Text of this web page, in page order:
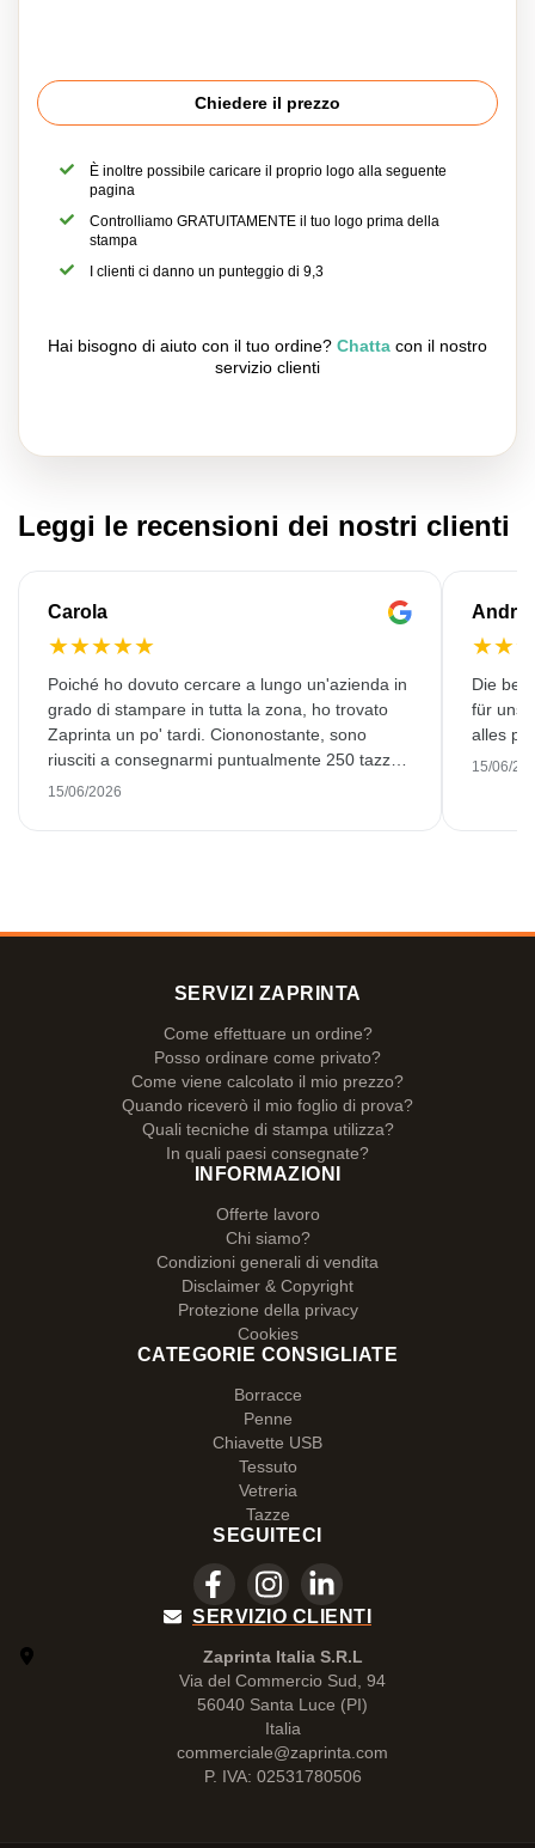
Chiedere il prezzo
È inoltre possibile caricare il proprio logo alla seguente
pagina
Controlliamo GRATUITAMENTE il tuo logo prima della
stampa
I clienti ci danno un punteggio di 9,3
Hai bisogno di aiuto con il tuo ordine? Chatta con il nostro
servizio clienti
Leggi le recensioni dei nostri clienti
Carola
★★★★★
Poiché ho dovuto cercare a lungo un'azienda in
grado di stampare in tutta la zona, ho trovato
Zaprinta un po' tardi. Ciononostante, sono
riusciti a consegnarmi puntualmente 250 tazze
smaltate splendidamente stampate. Sono molto
15/06/2026
★★
Die
für
alles
15/06/
SERVIZI ZAPRINTA
Come effettuare un ordine?
Posso ordinare come privato?
Come viene calcolato il mio prezzo?
Quando riceverò il mio foglio di prova?
Quali tecniche di stampa utilizza?
In quali paesi consegnate?
INFORMAZIONI
Offerte lavoro
Chi siamo?
Condizioni generali di vendita
Disclaimer & Copyright
Protezione della privacy
Cookies
CATEGORIE CONSIGLIATE
Borracce
Penne
Chiavette USB
Tessuto
Vetreria
Tazze
SEGUITECI
SERVIZIO CLIENTI
Zaprinta Italia S.R.L
Via del Commercio Sud, 94
56040 Santa Luce (PI)
Italia
commerciale@zaprinta.com
P. IVA: 02531780506